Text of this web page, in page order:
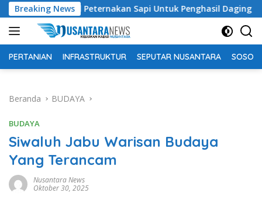
Langsung
ke
konten
Breaking News
Peternakan Sapi Untuk Penghasil Daging
PERTANIAN INFRASTRUKTUR SEPUTAR NUSANTARA SOSOK
Beranda BUDAYA
BUDAYA
Siwaluh Jabu Warisan Budaya
Yang Terancam
Nusantara News
Oktober 30, 2025